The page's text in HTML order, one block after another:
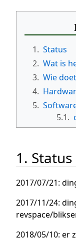
1. Status
2. Wat is
3. Wie
4.
5.
5.1.
1. Status
2017/07/21:
2017/11/24:
revspace/
2018/05/10: er